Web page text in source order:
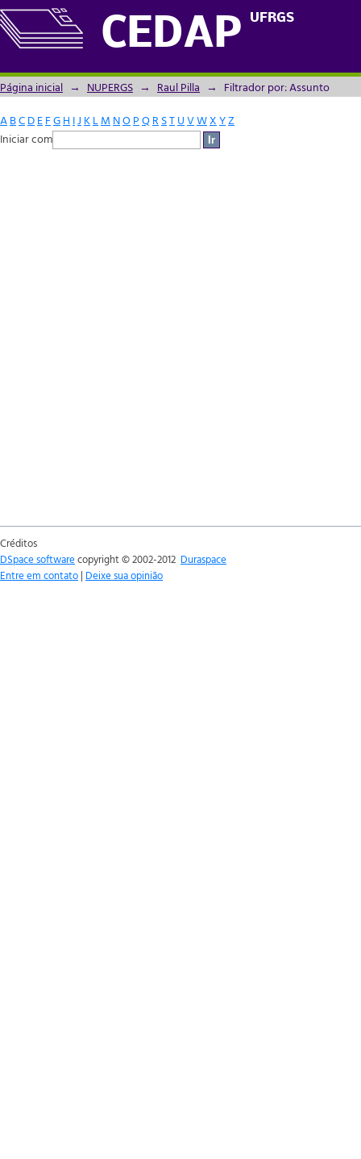
CEDAP UFRGS
Filtrador por: Assunto
Página inicial → NUPERGS → Raul Pilla → Filtrador por: Assunto
ABCDEFGH IJ KLM NOPQRSTUVWXYZ
Iniciar com
Créditos
DSpace softwarecopyright © 2002-2012 Duraspace
Entre em contato | Deixe sua opinião